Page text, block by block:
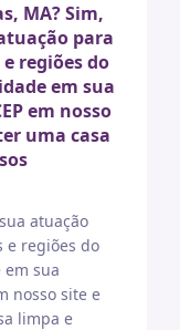
MA? Sim,
para
regiões do
em sua
em nosso
uma casa
atuação
e regiões do
sua
nosso site e
limpa e